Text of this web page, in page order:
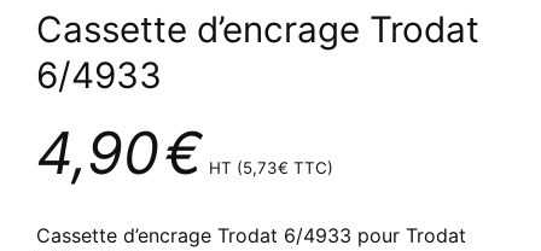
Cassette d’encrage Trodat
6/4933
4,90€ HT (5,73€ TTC)
Cassette d’encrage Trodat 6/4933 pour Trodat